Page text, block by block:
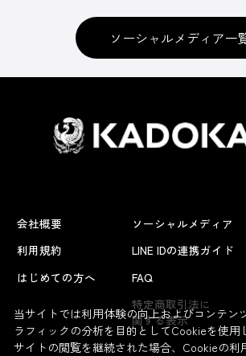
ソーシャルメディア一
会社概要
利用規約
はじめての方へ
ソーシャルメディア
LINE IDの連携ガイド
FAQ
特定商取引法に
関する表示
当サイトでは利用体験の向上およびコンテン
ラフィックの分析を目的としてCookieを使用
サイトの閲覧を継続された場合、Cookieの利